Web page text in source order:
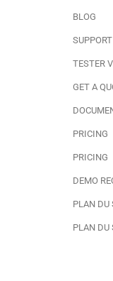
BLOG
SUPPORT
TESTER
GET A
PRICING
PRICING
DEMO
PLAN DU
PLAN DU